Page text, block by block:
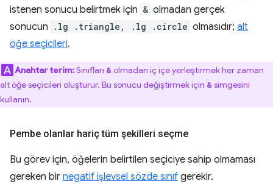
istenen sonucu belirtmek için & olmadan gerçek
sonucun
.lg .triangle, .lg .circle olmasıdır; alt
öğe seçicileri.
Anahtar terim:Sınıfları & olmadan iç içe yerleştirmek her zaman
alt öğe seçicileri oluşturur. Bu sonucu değiştirmek için & simgesini
kullanın.
Pembe olanlar hariç tüm şekilleri seçme
Bu görev için, öğelerin belirtilen seçiciye sahip olmaması
gereken bir negatif işlevsel sözde sınıf gerekir.